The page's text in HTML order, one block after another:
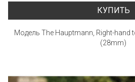
КУПИТЬ
Модель The Hauptmann, Right-hand
(28mm)